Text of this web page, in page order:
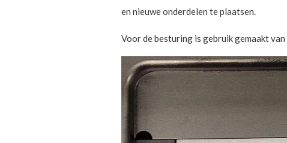
en nieuwe onderdelen te plaatsen.
Voor de besturing is gebruik gemaakt